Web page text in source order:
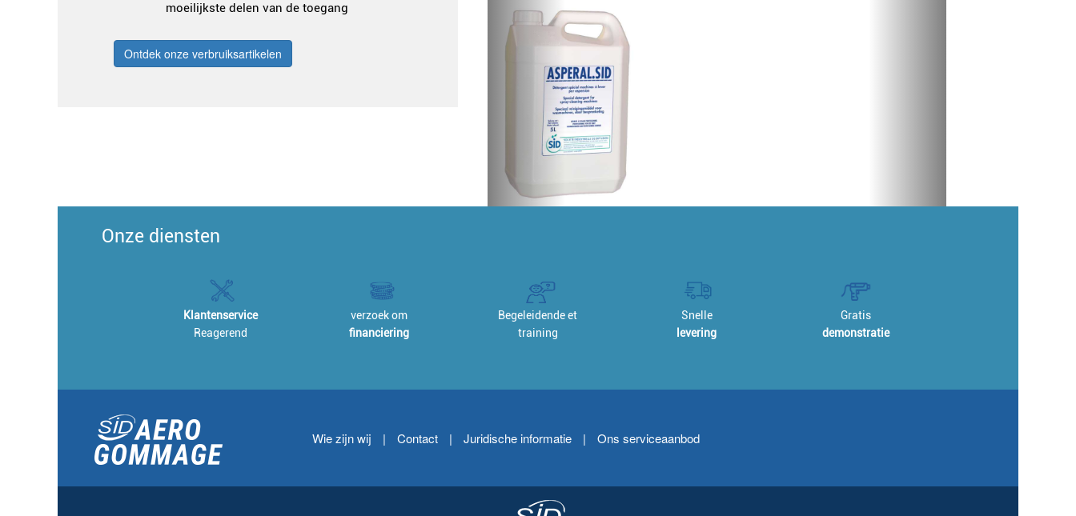
moeilijkste delen van de toegang
Ontdek onze verbruiksartikelen
Onze diensten
Klantenservice
Reagerend
verzoek om
financiering
Begeleidende et
training
Snelle
levering
Gratis
demonstratie
Wie zijn wij | Contact | Juridische informatie | Ons serviceaanbod